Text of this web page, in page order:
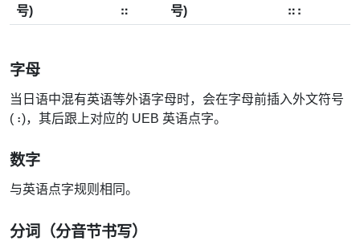
号)
⠶
号)
⠶⠆
字母
当日语中混有英语等外语字母时，会在字母前插入外文符号
( ⠰)，其后跟上对应的 UEB 英语点字。
数字
与英语点字规则相同。
分词（分音节书写）